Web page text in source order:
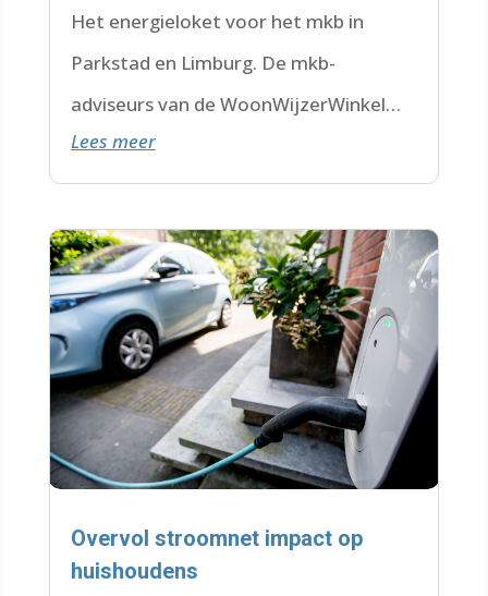
Het energieloket voor het mkb in
Parkstad en Limburg. De mkb-
adviseurs van de WoonWijzerWinkel
Limburg staan voor je klaar.
Lees meer
Overvol stroomnet impact op
huishoudens